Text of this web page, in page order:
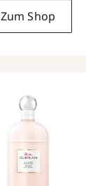
Zum Shop